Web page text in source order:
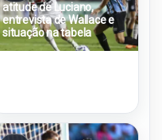
atitude de Luciano,
entrevista de Wallace e
situação na tabela